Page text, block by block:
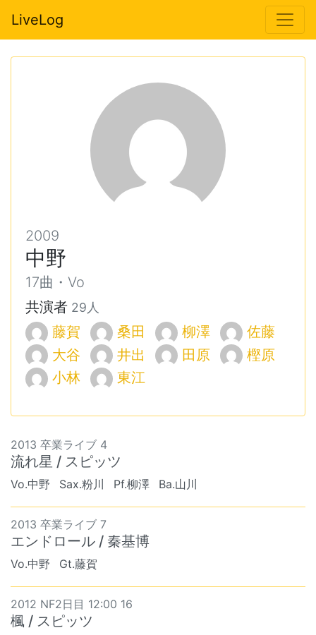
LiveLog
2009
中野
17曲・Vo
共演者 29人
藤賀 桑田 柳澤
佐藤
大谷
井出 田原
樫原
小林
東江
2013 卒業ライブ 4
流れ星 / スピッツ
Vo.中野 Sax.粉川 Pf.柳澤 Ba.山川
2013 卒業ライブ 7
エンドロール / 秦基博
Vo.中野 Gt.藤賀
2012 NF2日目 12:00 16
楓 / スピッツ